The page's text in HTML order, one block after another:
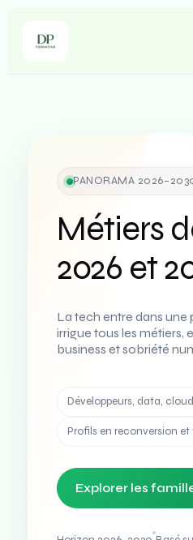
PANORAMA
Métiers
2026 et
La tech entre dans une
irrigue tous les métiers,
business et sobriété
Développeurs, data,
Profils en reconversion
Explorer les